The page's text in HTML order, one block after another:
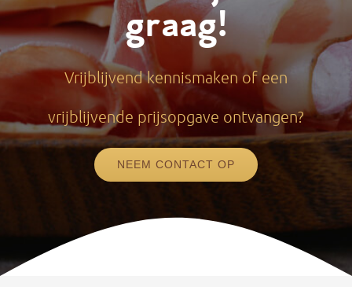
graag!
Vrijblijvend kennismaken of een
vrijblijvende prijsopgave ontvangen?
NEEM CONTACT OP